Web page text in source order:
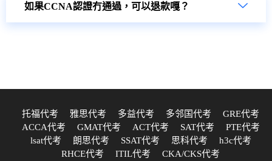
如果CCNA認證冇通過，可以退款嘎？
托福代考 雅思代考 多益代考 多邻国代考
GRE代考
ACCA代考
GMAT代考 ACT代考 SAT代考
PTE代考
lsat代考
朗思代考 SSAT代考 思科代考
h3c代考
RHCE代考
ITIL代考
CKA/CKS代考